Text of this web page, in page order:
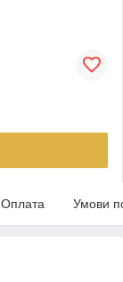
Оплата Умови